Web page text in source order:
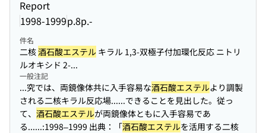
Report
1998-1999p.8p.-
件名
二核酒石酸エステル キラル 1,3-双極子付加環化反応 ニトリ
ルオキシド 2-...
一般注記
...究では、両鏡像体共に入手容易な酒石酸エステルより調製
される二核キラル反応場......できることを見出した。従っ
て、 酒石酸エステルが両鏡像体ともに入手容易であ
る......:1998–1999 出典：「酒石酸エステルを活用する二核